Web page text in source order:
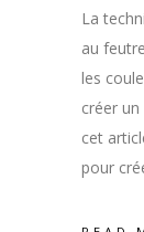
La
au
les
créer
cet
pour